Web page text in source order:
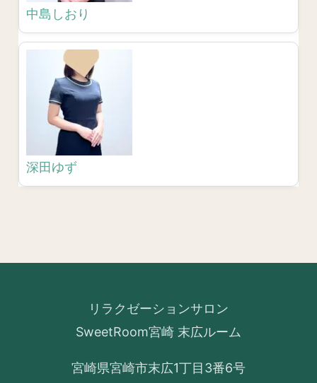
中島しおり
深田ゆず
リラクゼーションサロン
SweetRoom宮崎 末広ルーム
宮崎県宮崎市末広1丁目3番6号